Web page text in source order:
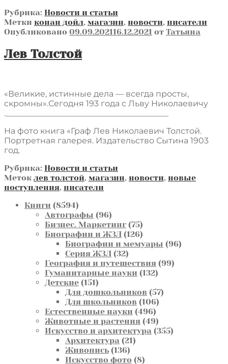
Рубрика: Новости и статьи
Метки конан дойл, магазин, новости, писатели
Опубликовано 09.09.202116.12.2021 от Татьяна
Лев Толстой
«Великие, истинные дела — всегда просты,
скромны».Сегодня 193 года с Льву Николаевичу
.________________________________________
На фото книга «Граф Лев Николаевич Толстой.
Портретная галерея. Издательство Сытина 1903
год.
Рубрика: Новости и статьи
Меток лев толстой, магазин, новости, новые
поступления, писатели
Книги 85948594
товара
Автографы 9696
товаров
Бизнес. Маркетинг 7575
товаров
Биографии и ЖЗЛ 126126
товаров
Биографии и мемуары 9696
Серия ЖЗЛ 3232
товара
География и путешествия 9999
Гуманитарные науки 132132
Детские 151151
товар
Для дошкольников 5757
Для школьников 106106
Естественные науки 496496
товаров
Животные и растения 4949
товаров
Искусство и архитектура 355355
Архитектура 2121
Живопись 136136
товаров
Искусство фото 88